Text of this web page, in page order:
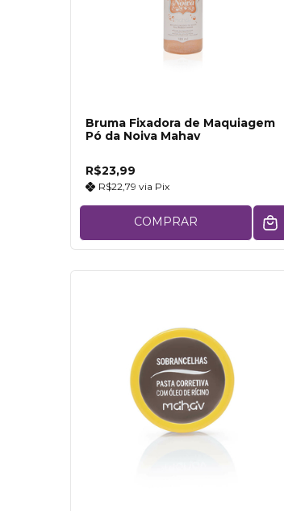
Bruma Fixadora de Maquiagem
Pó da Noiva Mahav
R$23,99
R$22,79 via Pix
COMPRAR